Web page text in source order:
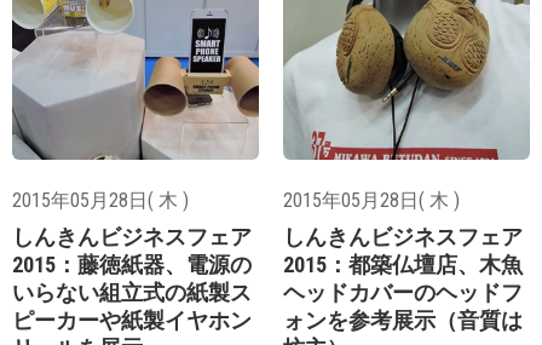
2015年05月28日( 木 )
しんきんビジネスフェア
2015：藤徳紙器、電源の
いらない組立式の紙製ス
ピーカーや紙製イヤホン
2015年05月28日( 木 )
しんきんビジネスフェア
2015：都築仏壇店、木魚
ヘッドカバーのヘッドフ
ォンを参考展示（音質は